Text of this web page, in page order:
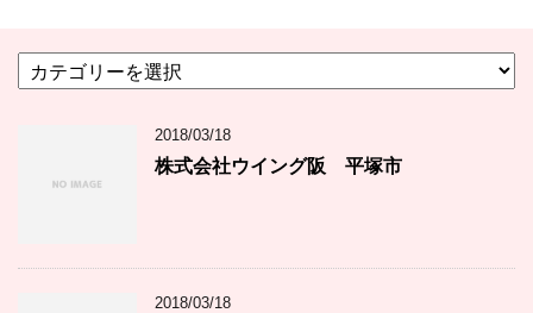
テ
2018/03/18
株式会社ウイング阪 平塚市
2018/03/18